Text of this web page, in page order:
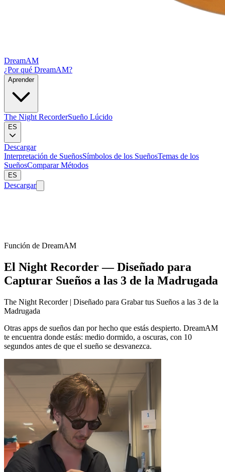
DreamAM
¿Por qué DreamAM?
Aprender
The Night RecorderSueño Lúcido
ES
Descargar
Interpretación de SueñosSímbolos de los SueñosTemas de los
SueñosComparar Métodos
ES
Descargar
Función de DreamAM
El Night Recorder— Diseñado para
Capturar Sueños a las 3 de la Madrugada
The Night Recorder | Diseñado para Grabar tus Sueños a las 3 de la
Madrugada
Otras apps de sueños dan por hecho que estás despierto. DreamAM
te encuentra donde estás: medio dormido, a oscuras, con 10
segundos antes de que el sueño se desvanezca.